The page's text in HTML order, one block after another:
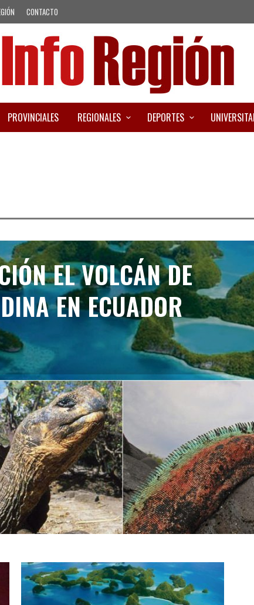
CONTACTO
PROVINCIALES REGIONALES DEPORTES
EL VOLCÁN DE
EN ECUADOR